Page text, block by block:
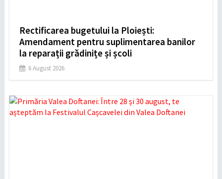
Rectificarea bugetului la Ploiești:
Amendament pentru suplimentarea banilor
la reparații grădinițe și școli
6 August 2026